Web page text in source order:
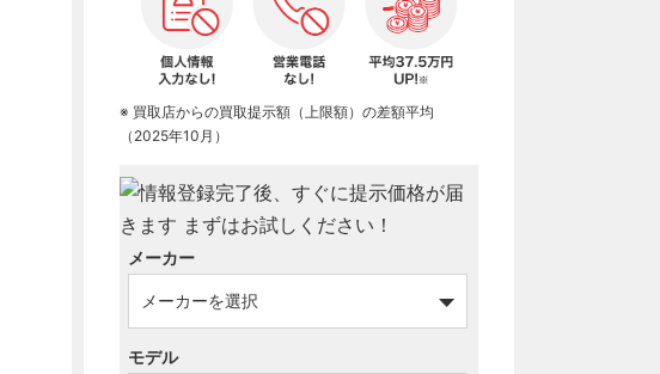
※ 買取店からの買取提示額（上限額）の差額平均
（2025年10月）
メーカー
モデル